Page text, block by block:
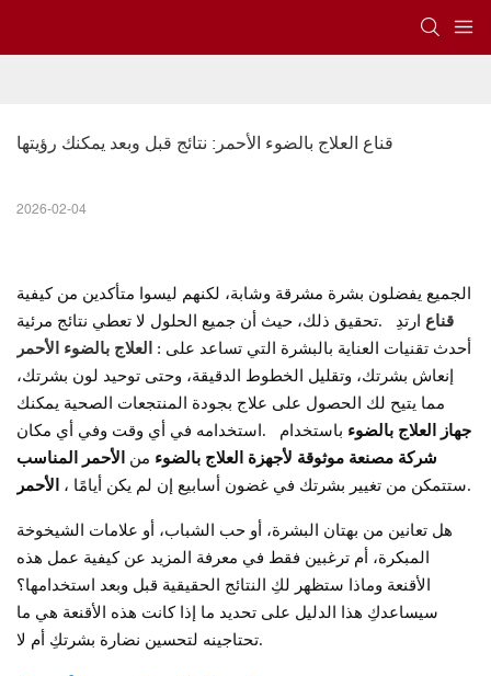
قناع العلاج بالضوء الأحمر: نتائج قبل وبعد يمكنك رؤيتها
2026-02-04
الجميع يفضلون بشرة مشرقة وشابة، لكنهم ليسوا متأكدين من كيفية
تحقيق ذلك، حيث أن جميع الحلول لا تعطي نتائج مرئية.
ارتدِ قناع
العلاج بالضوء الأحمر
: أحدث تقنيات العناية بالبشرة التي تساعد على
إنعاش بشرتك، وتقليل الخطوط الدقيقة، وحتى توحيد لون بشرتك،
مما يتيح لك الحصول على علاج بجودة المنتجعات الصحية يمكنك
استخدامه في أي وقت وفي أي مكان.
باستخدام جهاز العلاج بالضوء
الأحمر المناسب
من شركة مصنعة موثوقة لأجهزة العلاج بالضوء
الأحمر
، ستتمكن من تغيير بشرتك في غضون أسابيع إن لم يكن أيامًا.
هل تعانين من بهتان البشرة، أو حب الشباب، أو علامات الشيخوخة
المبكرة، أم ترغبين فقط في معرفة المزيد عن كيفية عمل هذه
الأقنعة وماذا ستظهر لكِ النتائج الحقيقية قبل وبعد استخدامها؟
سيساعدكِ هذا الدليل على تحديد ما إذا كانت هذه الأقنعة هي ما
تحتاجينه لتحسين نضارة بشرتكِ أم لا.